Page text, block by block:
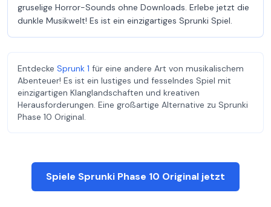
gruselige Horror-Sounds ohne Downloads. Erlebe jetzt die
dunkle Musikwelt! Es ist ein einzigartiges Sprunki Spiel.
Entdecke Sprunk 1 für eine andere Art von musikalischem
Abenteuer! Es ist ein lustiges und fesselndes Spiel mit
einzigartigen Klanglandschaften und kreativen
Herausforderungen. Eine großartige Alternative zu Sprunki
Phase 10 Original.
Spiele Sprunki Phase 10 Original jetzt